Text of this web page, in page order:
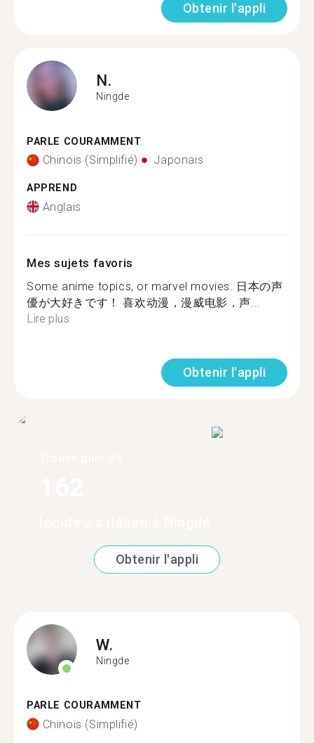
Obtenir l'appli
N.
Ningde
PARLE COURAMMENT
Chinois (Simplifié) Japonais
APPREND
Anglais
Mes sujets favoris
Some anime topics, or marvel movies. 日本の声
優が大好きです！ 喜欢动漫，漫威电影，声...
Lire plus
Obtenir l'appli
Obtenir l'appli
W.
Ningde
PARLE COURAMMENT
Chinois (Simplifié)